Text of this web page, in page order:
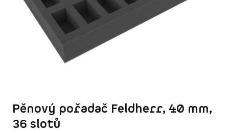
Pěnový pořadač Feldherr, 40 mm,
36 slotů